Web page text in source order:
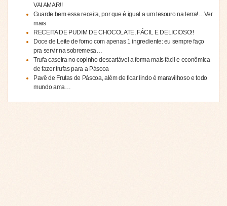
VAI AMAR!!
Guarde bem essa receita, por que é igual a um tesouro na terra!…Ver
mais
RECEITA DE PUDIM DE CHOCOLATE, FÁCIL E DELICIOSO!!
Doce de Leite de forno com apenas 1 ingrediente: eu sempre faço
pra servir na sobremesa…
Trufa caseira no copinho descartável a forma mais fácil e econômica
de fazer trufas para a Páscoa
Pavê de Frutas de Páscoa, além de ficar lindo é maravilhoso e todo
mundo ama…